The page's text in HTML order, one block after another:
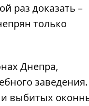
раз доказать –
только
Днепра,
заведения.
выбитых